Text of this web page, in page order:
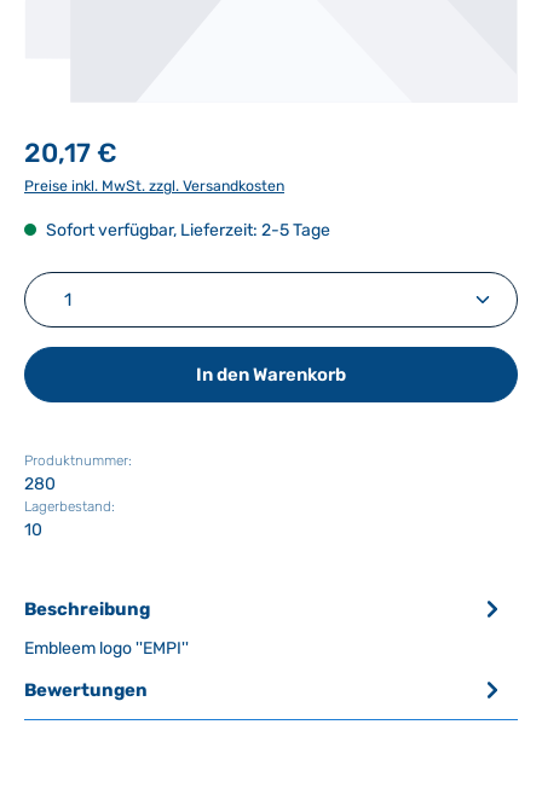
20,17 €
Preise inkl. MwSt. zzgl. Versandkosten
Sofort verfügbar, Lieferzeit: 2-5 Tage
Produkt Anzahl: Gib den gewünschten Wert ein
In den Warenkorb
Produktnummer:
280
Lagerbestand:
10
Beschreibung
Embleem logo ''EMPI''
Bewertungen